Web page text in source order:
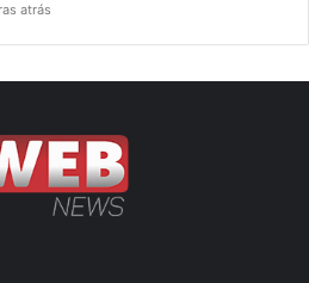
atrás